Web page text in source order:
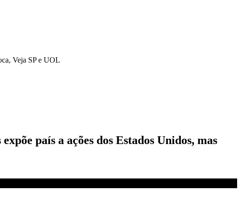
Veja SP e UOL
país a ações dos Estados Unidos, mas